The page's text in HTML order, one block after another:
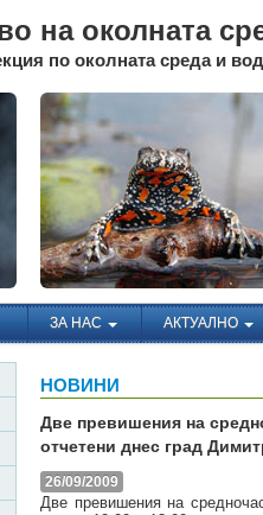
на околната
по околната среда и
ЗА НАС АКТУАЛНО
НОВИНИ
Две превишения на
отчетени днес град
26/09/2009
Две превишения на